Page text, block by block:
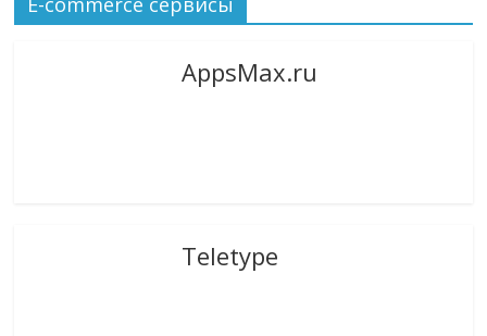
AppsMax.ru
Teletype